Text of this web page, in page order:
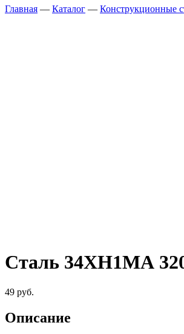
Главная — Каталог — Конструкционные
Сталь 34ХН1МА
49 руб.
Описание